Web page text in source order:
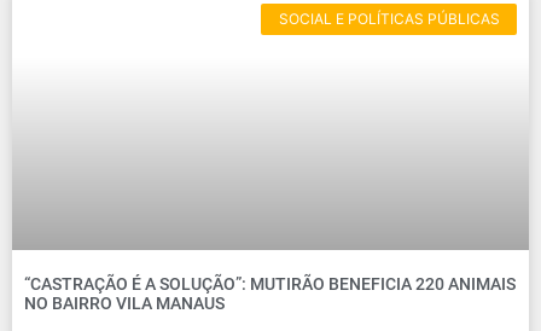
SOCIAL E POLÍTICAS PÚBLICAS
“CASTRAÇÃO É A SOLUÇÃO”: MUTIRÃO BENEFICIA 220 ANIMAIS
NO BAIRRO VILA MANAUS